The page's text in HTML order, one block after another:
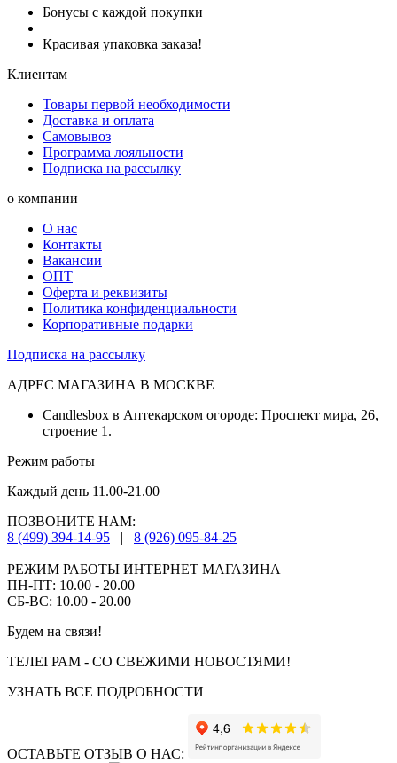
Бонусы с каждой покупки
Красивая упаковка заказа!
Клиентам
Товары первой необходимости
Доставка и оплата
Самовывоз
Программа лояльности
Подписка на рассылку
о компании
О нас
Контакты
Вакансии
ОПТ
Оферта и реквизиты
Политика конфиденциальности
Корпоративные подарки
Подписка на рассылку
АДРЕС МАГАЗИНА В МОСКВЕ
Candlesbox в Аптекарском огороде: Проспект мира, 26,
строение 1.
Режим работы
Каждый день 11.00-21.00
ПОЗВОНИТЕ НАМ:
8 (499) 394-14-95
| 8 (926) 095-84-25
РЕЖИМ РАБОТЫ ИНТЕРНЕТ МАГАЗИНА
ПН-ПТ: 10.00 - 20.00
СБ-ВС: 10.00 - 20.00
Будем на связи!
ТЕЛЕГРАМ - СО СВЕЖИМИ НОВОСТЯМИ!
УЗНАТЬ ВСЕ ПОДРОБНОСТИ
ОСТАВЬТЕ ОТЗЫВ О НАС: